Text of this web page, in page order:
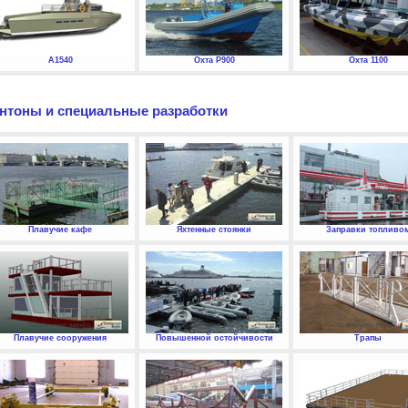
А1540 Охта P900 Охта 1100
и специальные разработки
Плавучие кафе Яхтенные стоянки Заправки
Плавучие сооружения Повышенной остойчивости Трапы